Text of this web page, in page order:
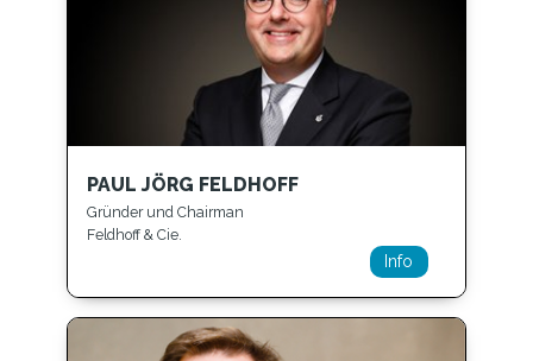
PAUL JÖRG FELDHOFF
Gründer und Chairman
Feldhoff & Cie.
Info